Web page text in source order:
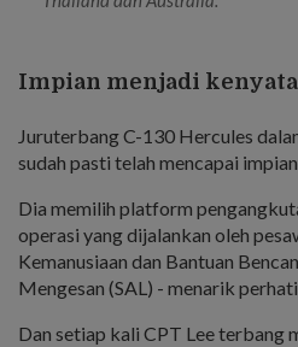
Impian menjadi
Juruterbang C-130 Hercules
sudah pasti telah mencapai
Dia memilih platform
operasi yang dijalankan oleh
Kemanusiaan dan Bantuan
Mengesan (SAL) - menarik
Dan setiap kali CPT Lee terbang